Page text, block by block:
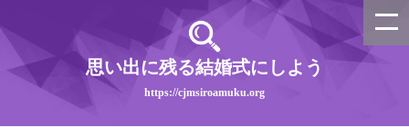
思い出に残る結婚式にしよう
https://cjmsiroamuku.org